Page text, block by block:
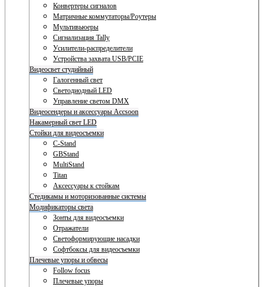
Конвертеры сигналов
Матричные коммутаторы/Роутеры
Мультивьюеры
Сигнализация Tally
Усилители-распределители
Устройства захвата USB/PCIE
Видеосвет студийный
Галогенный свет
Светодиодный LED
Управление светом DMX
Видеосендеры и аксессуары Accsoon
Накамерный свет LED
Стойки для видеосъемки
C-Stand
GBStand
MultiStand
Titan
Аксессуары к стойкам
Стедикамы и моторизованные системы
Модификаторы света
Зонты для видеосъемки
Отражатели
Светоформирующие насадки
Софтбоксы для видеосъемки
Плечевые упоры и обвесы
Follow focus
Плечевые упоры